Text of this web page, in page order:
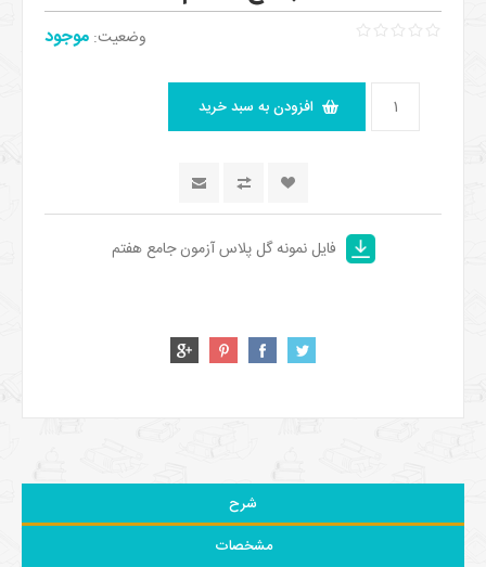
وضعیت: موجود
فایل نمونه گل پلاس آزمون جامع هفتم
شرح
مشخصات